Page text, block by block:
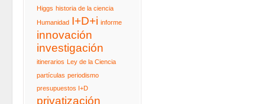
Higgs historia de la ciencia
Humanidad I+D+i informe
innovación
investigación
itinerarios Ley de la Ciencia
partículas periodismo
presupuestos I+D
privatización